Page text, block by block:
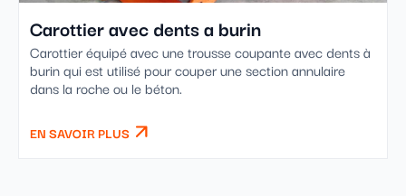
Carottier avec dents a burin
Carottier équipé avec une trousse coupante avec dents à
burin qui est utilisé pour couper une section annulaire
dans la roche ou le béton.
EN SAVOIR PLUS